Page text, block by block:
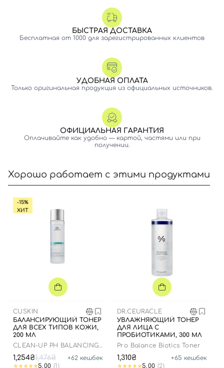
БЫСТРАЯ ДОСТАВКА
Бесплатная от 1000 для зарегистрированных клиентов
УДОБНАЯ ОПЛАТА
Только оригинальная продукция из официальных источников.
ОФИЦИАЛЬНАЯ ГАРАНТИЯ
Оплачивайте как удобно — картой, частями или при
получении.
Хорошо работает с этими продуктами
-15%
ХИТ
CUSKIN
БАЛАНСИРУЮЩИЙ ТОНЕР
ДЛЯ ВСЕХ ТИПОВ КОЖИ,
200 МЛ
CLEAN-UP PH BALANCING
1,254₴1,476₴ +62 кешбек
5.00 (1)
DR.CEURACLE
УВЛАЖНЯЮЩИЙ ТОНЕР
ДЛЯ ЛИЦА С
ПРОБИОТИКАМИ, 300 МЛ
Pro Balance Biotics Toner
1,310₴ +65 кешбек
5.00 (2)